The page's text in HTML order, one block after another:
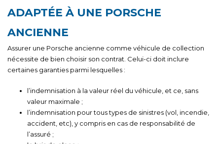
ADAPTÉE À UNE PORSCHE
ANCIENNE
Assurer une Porsche ancienne comme véhicule de collection
nécessite de bien choisir son contrat. Celui-ci doit inclure
certaines garanties parmi lesquelles :
l’indemnisation à la valeur réel du véhicule, et ce, sans
valeur maximale ;
l’indemnisation pour tous types de sinistres (vol, incendie,
accident, etc), y compris en cas de responsabilité de
l’assuré ;